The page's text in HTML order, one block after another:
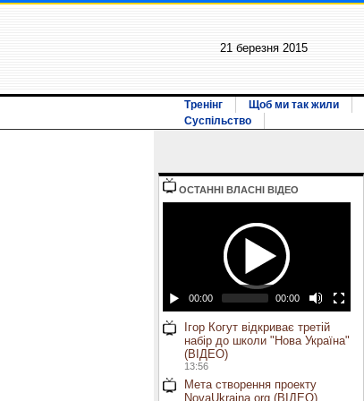
21 березня 2015
Тренінг Щоб ми так жили
Суспільство
ОСТАННI ВЛАСНI ВIДЕО
00:00 00:00
Ігор Когут відкриває третій
набір до школи "Нова Україна"
(ВІДЕО)
13:56
Мета створення проекту
NovaUkraina.org (ВІДЕО)